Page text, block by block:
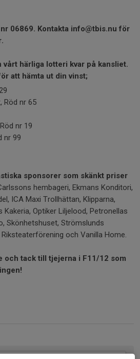
06869. Kontakta info@tbis.nu för
härliga lotteri kvar på kansliet.
att hämta ut din vinst;
Röd nr 65
nr 19
nr 99
sponsorer som skänkt priser
hembageri, Ekmans Konditori,
ICA Maxi Trollhättan, Klipparna,
Optiker Liljelood, Petronellas
Skönhetshuset, Strömslunds
och Vanilla Home.
och tack till tjejerna i F11/12 som